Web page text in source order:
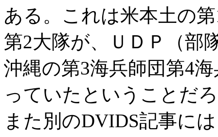
ある。これは米本土の
第2大隊が、ＵＤＰ（部
沖縄の第3海兵師団第4
っていたということだ
また別のDVIDS記事に